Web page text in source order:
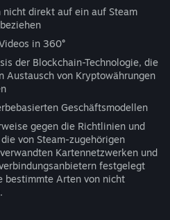
direkt auf ein auf Steam
in 360°
der Blockchain-Technologie, die
Austausch von Kryptowährungen
Geschäftsmodellen
gegen die Richtlinien und
von Steam-zugehörigen
Kartennetzwerken und
festgelegt
bestimmte Arten von nicht